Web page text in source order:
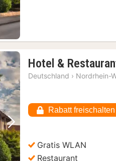
Nächstes Bild
Hotel &
Deutschland › Nordrhein-
Rabatt freischalten
Gratis WLAN
Restaurant